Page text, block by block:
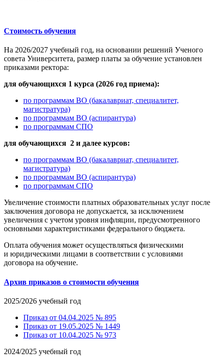
Стоимость обучения
На 2026/2027 учебный год, на основании решений Ученого
совета Университета, размер платы за обучение установлен
приказами ректора:
для обучающихся 1 курса (2026 год приема):
по программам ВО (бакалавриат, специалитет,
магистратура)
по программам ВО (аспирантура)
по программам СПО
для обучающихся 2 и далее курсов:
по программам ВО (бакалавриат, специалитет,
магистратура)
по программам ВО (аспирантура)
по программам СПО
Увеличение стоимости платных образовательных услуг после
заключения договора не допускается, за исключением
увеличения с учетом уровня инфляции, предусмотренного
основными характеристиками федерального бюджета.
Оплата обучения может осуществляться физическими
и юридическими лицами в соответствии с условиями
договора на обучение.
Архив приказов о стоимости обучения
2025/2026 учебный год
Приказ от 04.04.2025 № 895
Приказ от 19.05.2025 № 1449
Приказ от 10.04.2025 № 973
2024/2025 учебный год